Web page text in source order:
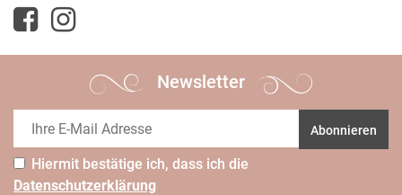
Newsletter
Abonnieren
Hiermit bestätige ich, dass ich die
Daten­schutz­erklärung